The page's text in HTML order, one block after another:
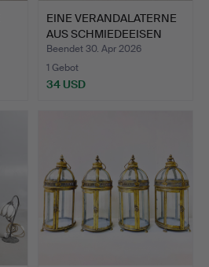
EINE VERANDALATERNE
AUS SCHMIEDEEISEN
UND …
Beendet 30. Apr 2026
1 Gebot
34 USD